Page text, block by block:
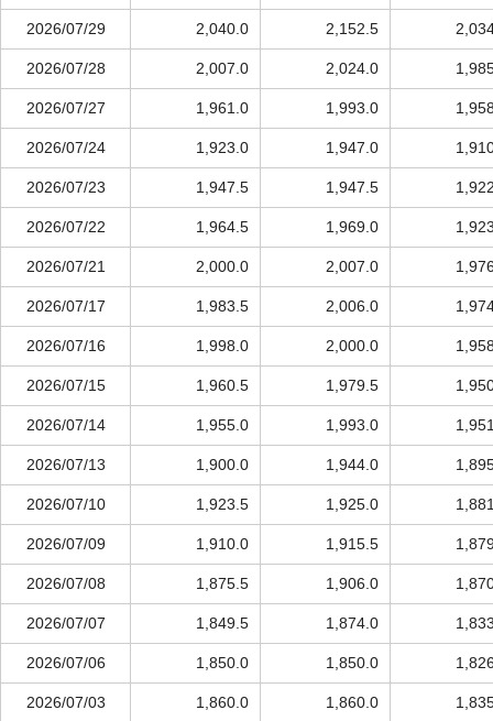
2026/07/29 2,040.0 2,152.5
2026/07/28 2,007.0 2,024.0
2026/07/27 1,961.0 1,993.0
2026/07/24 1,923.0 1,947.0
2026/07/23 1,947.5 1,947.5
2026/07/22 1,964.5 1,969.0
2026/07/21 2,000.0 2,007.0
2026/07/17 1,983.5 2,006.0
2026/07/16 1,998.0 2,000.0
2026/07/15 1,960.5 1,979.5
2026/07/14 1,955.0 1,993.0
2026/07/13 1,900.0 1,944.0
2026/07/10 1,923.5 1,925.0
2026/07/09 1,910.0 1,915.5
2026/07/08 1,875.5 1,906.0
2026/07/07 1,849.5 1,874.0
2026/07/06 1,850.0 1,850.0
2026/07/03 1,860.0 1,860.0